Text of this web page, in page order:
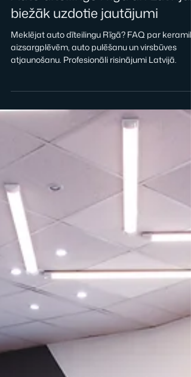
AIZSARGPLEVE
Auto dīteilings Rīgā un Latvijā:
biežāk uzdotie jautājumi
Meklējat auto dīteilingu Rīgā? FAQ par
atjaunošanu. Profesionāli risinājumi Latvijā.